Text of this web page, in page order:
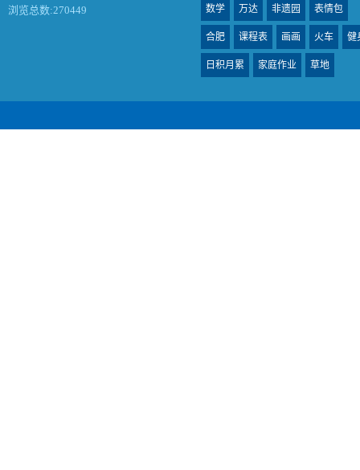
浏览总数:270449 数学 万达 非遗园 表情包
合肥 课程表 画画 火车 健
日积月累 家庭作业 草地